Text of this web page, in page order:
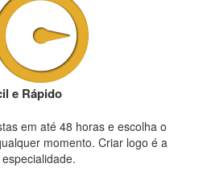
e Rápido
em até 48 horas e escolha o
momento. Criar logo é a